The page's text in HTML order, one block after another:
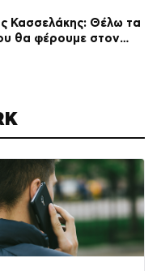
Κασσελάκης: Θέλω τα
θα φέρουμε στον